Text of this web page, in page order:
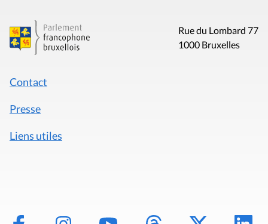
Rue du Lombard 77
1000 Bruxelles
Contact
Presse
Liens utiles